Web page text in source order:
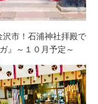
沢市！石浦神社拝殿で
』～１０月予定～